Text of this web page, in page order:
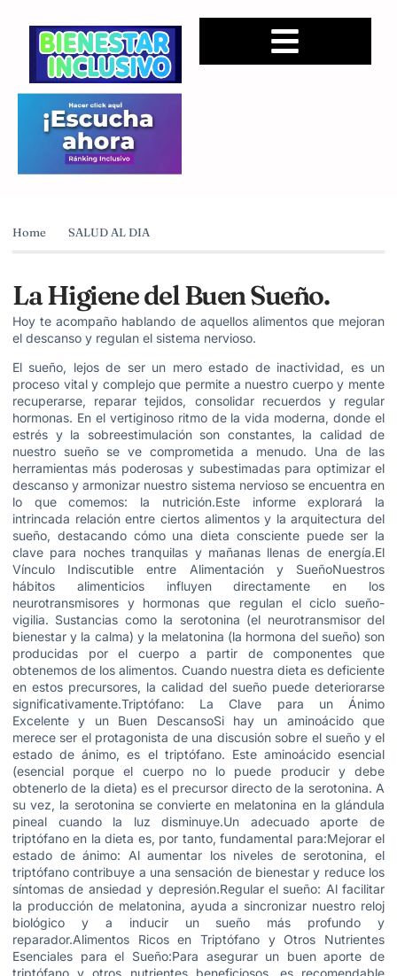
Home SALUD AL DIA
La Higiene del Buen Sueño.
Hoy te acompaño hablando de aquellos alimentos que mejoran
el descanso y regulan el sistema nervioso.
El sueño, lejos de ser un mero estado de inactividad, es un
proceso vital y complejo que permite a nuestro cuerpo y mente
recuperarse, reparar tejidos, consolidar recuerdos y regular
hormonas. En el vertiginoso ritmo de la vida moderna, donde el
estrés y la sobreestimulación son constantes, la calidad de
nuestro sueño se ve comprometida a menudo. Una de las
herramientas más poderosas y subestimadas para optimizar el
descanso y armonizar nuestro sistema nervioso se encuentra en
lo que comemos: la nutrición.Este informe explorará la
intrincada relación entre ciertos alimentos y la arquitectura del
sueño, destacando cómo una dieta consciente puede ser la
clave para noches tranquilas y mañanas llenas de energía.El
Vínculo Indiscutible entre Alimentación y SueñoNuestros
hábitos alimenticios influyen directamente en los
neurotransmisores y hormonas que regulan el ciclo sueño-
vigilia. Sustancias como la serotonina (el neurotransmisor del
bienestar y la calma) y la melatonina (la hormona del sueño) son
producidas por el cuerpo a partir de componentes que
obtenemos de los alimentos. Cuando nuestra dieta es deficiente
en estos precursores, la calidad del sueño puede deteriorarse
significativamente.Triptófano: La Clave para un Ánimo
Excelente y un Buen DescansoSi hay un aminoácido que
merece ser el protagonista de una discusión sobre el sueño y el
estado de ánimo, es el triptófano. Este aminoácido esencial
(esencial porque el cuerpo no lo puede producir y debe
obtenerlo de la dieta) es el precursor directo de la serotonina. A
su vez, la serotonina se convierte en melatonina en la glándula
pineal cuando la luz disminuye.Un adecuado aporte de
triptófano en la dieta es, por tanto, fundamental para:Mejorar el
estado de ánimo: Al aumentar los niveles de serotonina, el
triptófano contribuye a una sensación de bienestar y reduce los
síntomas de ansiedad y depresión.Regular el sueño: Al facilitar
la producción de melatonina, ayuda a sincronizar nuestro reloj
biológico y a inducir un sueño más profundo y
reparador.Alimentos Ricos en Triptófano y Otros Nutrientes
Esenciales para el Sueño:Para asegurar un buen aporte de